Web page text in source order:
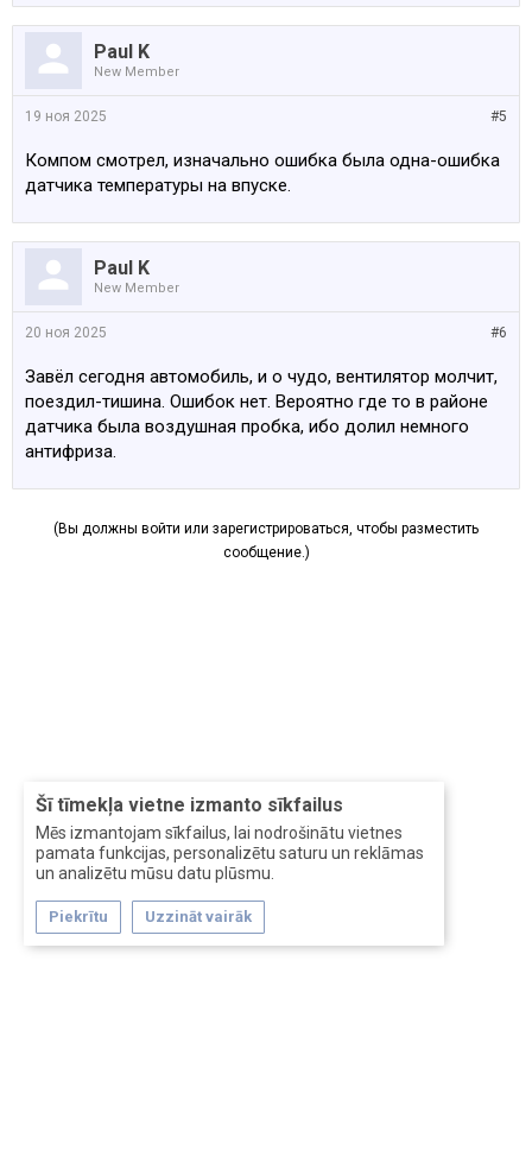
Šī tīmekļa vietne izmanto sīkfailus
Mēs izmantojam sīkfailus, lai nodrošinātu vietnes
pamata funkcijas, personalizētu saturu un reklāmas
un analizētu mūsu datu plūsmu.
Piekrītu Uzzināt vairāk
сбросил. Не проверял только систему
может быть такая ситуация. Ещё из технических
второй машине стоит всегда в одном месте и в жару и
термостат, поменял на новый оригинальный, а старый
оказался тоже оригинальный и полностью
нестабильностью и вентилятором датчик
температуры антифриза-не помогло. Чистил от нагара
клапан AGR, теперь он открывается, но врядли в нём
дело... Может быть кто то сталкивался с такой
проблемой и успешно её решал?
Paul K
New Member
#5
19 ноя 2025
Компом смотрел, изначально ошибка была одна-ошибка
датчика температуры на впуске.
Paul K
New Member
#6
20 ноя 2025
Завёл сегодня автомобиль, и о чудо, вентилятор молчит,
поездил-тишина. Ошибок нет. Вероятно где то в районе
датчика была воздушная пробка, ибо долил немного
антифриза.
(Вы должны войти или зарегистрироваться, чтобы разместить
сообщение.)